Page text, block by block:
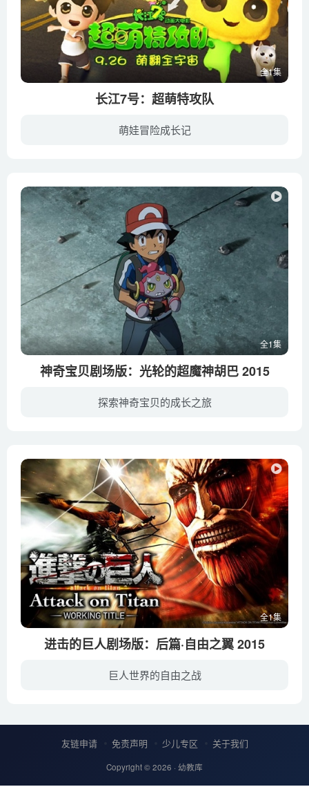
全1集
长江7号：超萌特攻队
萌娃冒险成长记
全1集
神奇宝贝剧场版：光轮的超魔神胡巴 2015
探索神奇宝贝的成长之旅
全1集
进击的巨人剧场版：后篇·自由之翼 2015
巨人世界的自由之战
友链申请 免责声明 少儿专区 关于我们
Copyright © 2026 · 幼教库